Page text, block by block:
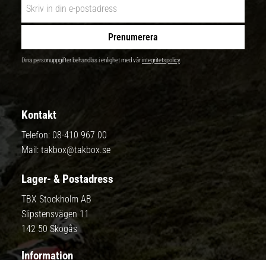
Prenumerera
Dina personuppgifter behandlas i enlighet med vårintegritetspolicy.
Kontakt
Telefon: 08-410 967 00
Mail: takbox@takbox.se
Lager- & Postadress
TBX Stockholm AB
Slipstensvägen 11
142 50 Skogås
Information